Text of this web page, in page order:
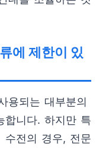
에 제한이 있
용되는 대부분의
합니다. 하지만 특
수전의 경우, 전문